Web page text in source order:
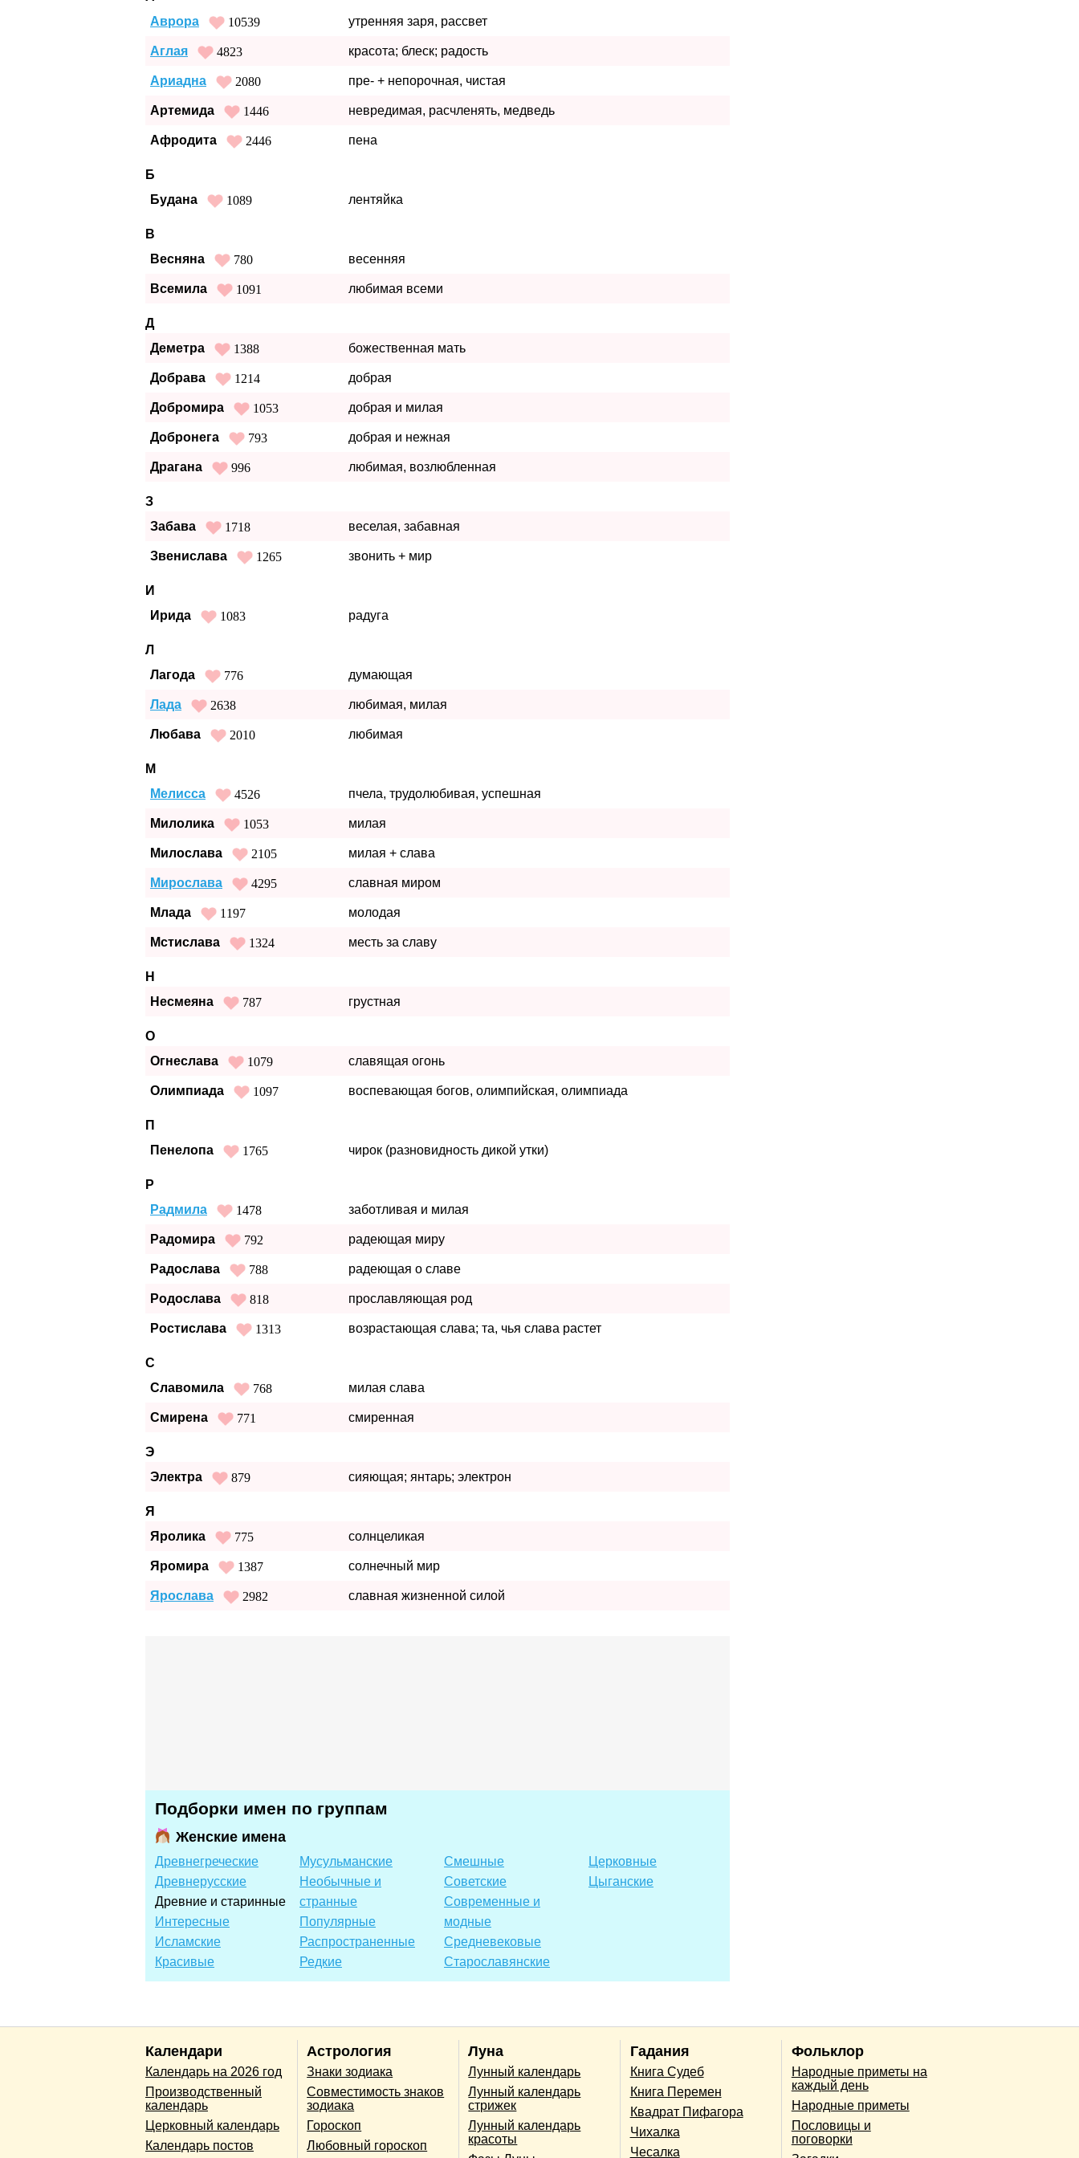
Аврора
10539 утренняя заря, рассвет
Аглая 4823 красота; блеск; радость
Ариадна 2080 пре- + непорочная, чистая
Артемида 1446 невредимая, расчленять, медведь
Афродита 2446 пена
Б
Будана
1089 лентяйка
В
Весняна
780 весенняя
Всемила 1091 любимая всеми
Д
Деметра
1388 божественная мать
Добрава 1214 добрая
Добромира 1053 добрая и милая
Добронега 793 добрая и нежная
Драгана 996 любимая, возлюбленная
З
Забава
1718 веселая, забавная
Звенислава 1265 звонить + мир
И
Ирида
1083 радуга
Л
Лагода
776 думающая
Лада 2638 любимая, милая
Любава 2010 любимая
М
Мелисса
4526 пчела, трудолюбивая, успешная
Милолика 1053 милая
Милослава 2105 милая + слава
Мирослава 4295 славная миром
Млада 1197 молодая
Мстислава 1324 месть за славу
Н
Несмеяна
787 грустная
О
Огнеслава
1079 славящая огонь
Олимпиада 1097 воспевающая богов, олимпийская, олимпиада
П
Пенелопа
1765 чирок (разновидность дикой утки)
Р
Радмила
1478 заботливая и милая
Радомира 792 радеющая миру
Радослава 788 радеющая о славе
Родослава 818 прославляющая род
Ростислава 1313 возрастающая слава; та, чья слава растет
С
Славомила
768 милая слава
Смирена 771 смиренная
Э
Электра
879 сияющая; янтарь; электрон
Я
Яролика
775 солнцеликая
Яромира 1387 солнечный мир
Ярослава 2982 славная жизненной силой
Подборки имен по группам
Женские имена
Древнегреческие
Древнерусские
Древние и старинные
Интересные
Исламские
Красивые
Мусульманские
Необычные и
странные
Популярные
Распространенные
Редкие
Смешные
Советские
Современные и
модные
Средневековые
Старославянские
Церковные
Цыганские
Календари
Календарь на 2026 год
Производственный
календарь
Церковный календарь
Календарь постов
Астрология
Знаки зодиака
Совместимость знаков
зодиака
Гороскоп
Любовный гороскоп
Луна
Лунный календарь
Лунный календарь
стрижек
Лунный календарь
красоты
Гадания
Книга Судеб
Книга Перемен
Квадрат Пифагора
Чихалка
Чесалка
Фольклор
Народные приметы на
каждый день
Народные приметы
Пословицы и
поговорки